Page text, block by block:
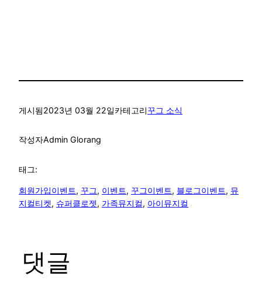
게시됨2023년 03월 22일카테고리꾸그 소식
작성자Admin Glorang
태그:
회원가입이벤트, 꾸그, 이벤트, 꾸그이벤트, 블로그이벤트, 뮤
지컬티켓, 슈퍼클로젯, 가족뮤지컬, 아이뮤지컬
댓글